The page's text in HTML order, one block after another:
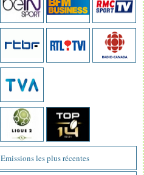
Emissions les plus récentes